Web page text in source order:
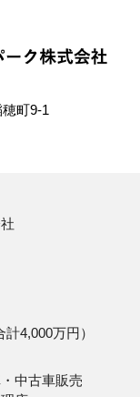
町9-1
4,000万円）
中古車販売